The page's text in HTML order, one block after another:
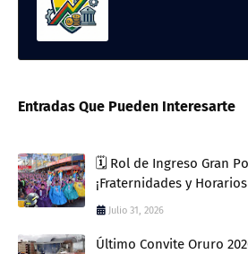
Entradas Que Pueden Interesarte
🗓️ Rol de Ingreso Gran
¡Fraternidades y
Julio 31, 2026
Último Convite Oruro